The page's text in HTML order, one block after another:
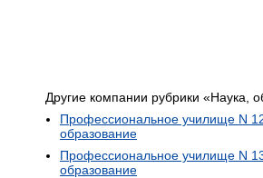
Другие компании рубрики «Наука,
Профессиональное училище N
образование
Профессиональное училище N
образование